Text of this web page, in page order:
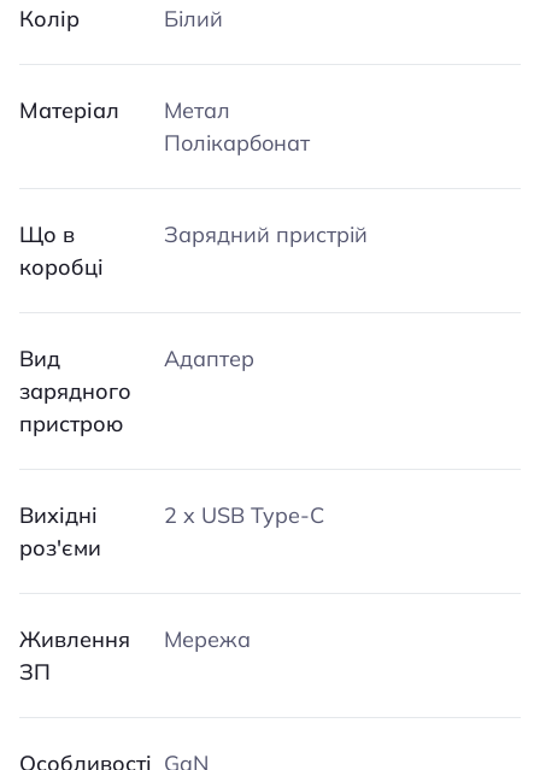
Колір Білий
Матеріал
Метал
Полікарбонат
Що в
коробці
Зарядний пристрій
Вид
зарядного
пристрою
Адаптер
Вихідні
роз'єми
2 x USB Type-C
Живлення
ЗП
Мережа
Особливості GaN